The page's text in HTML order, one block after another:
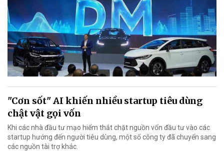
"Cơn sốt" AI khiến nhiều startup tiêu dùng
chật vật gọi vốn
Khi các nhà đầu tư mạo hiểm thắt chặt nguồn vốn đầu tư vào các
startup hướng đến người tiêu dùng, một số công ty đã chuyển sang
các nguồn tài trợ khác.